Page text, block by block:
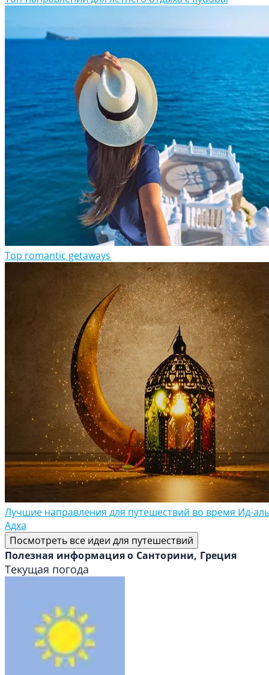
Top romantic getaways
Лучшие направления для путешествий во время Ид-
Адха
Посмотреть все идеи для путешествий
Полезная информация о Санторини, Греция
Текущая погода